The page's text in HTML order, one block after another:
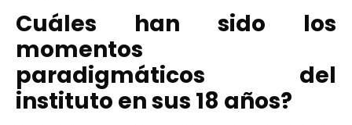
Cuáles han sido los
momentos
paradigmáticos del
instituto en sus 18 años?